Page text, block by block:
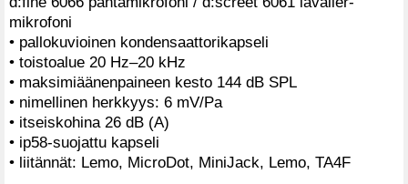
mikrofoni
• pallokuvioinen kondensaattorikapseli
• toistoalue 20 Hz–20 kHz
• maksimiäänenpaineen kesto 144 dB SPL
• nimellinen herkkyys: 6 mV/Pa
• itseiskohina 26 dB (A)
• ip58-suojattu kapseli
• liitännät: Lemo, MicroDot, MiniJack, Lemo, TA4F